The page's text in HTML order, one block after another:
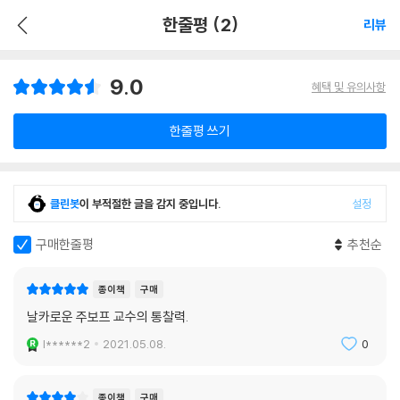
한줄평 (2) 리뷰
9.0 혜택 및 유의사항
한줄평 쓰기
클린봇이 부적절한 글을 감지 중입니다. 설정
구매한줄평 추천순
종이책 구매
날카로운 주보프 교수의 통찰력.
l******2 2021.05.08. 0
종이책 구매